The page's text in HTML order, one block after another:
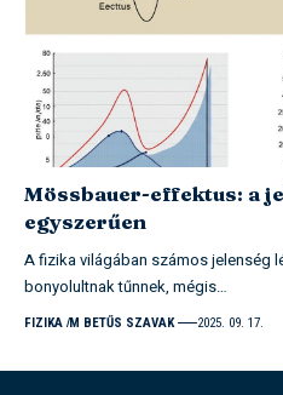
Mössbauer-effektus: a
egyszerűen
A fizika világában számos jelenség
bonyolultnak tűnnek, mégis…
FIZIKA M BETŰS SZAVAK 2025. 09. 17.